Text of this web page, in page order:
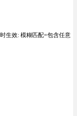
生效: 模糊匹配=包含任意